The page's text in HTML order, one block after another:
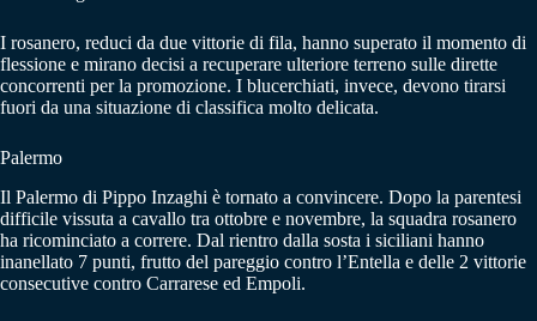
I rosanero, reduci da due vittorie di fila, hanno superato il momento di
flessione e mirano decisi a recuperare ulteriore terreno sulle dirette
concorrenti per la promozione. I blucerchiati, invece, devono tirarsi
fuori da una situazione di classifica molto delicata.
Palermo
Il Palermo di Pippo Inzaghi è tornato a convincere. Dopo la parentesi
difficile vissuta a cavallo tra ottobre e novembre, la squadra rosanero
ha ricominciato a correre. Dal rientro dalla sosta i siciliani hanno
inanellato 7 punti, frutto del pareggio contro l’Entella e delle 2 vittorie
consecutive contro Carrarese ed Empoli.